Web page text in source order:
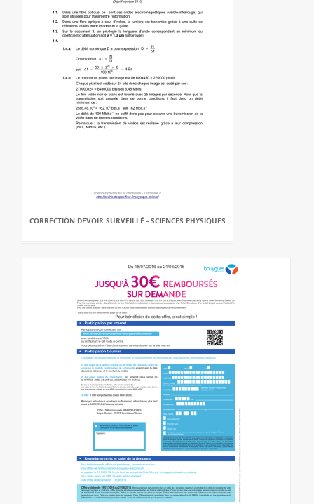
CORRECTION DEVOIR SURVEILLÉ - SCIENCES PHYSIQUES